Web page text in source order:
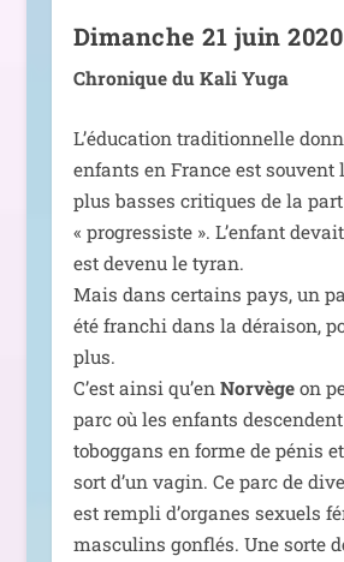
Dimanche 21 juin 2020
Chronique du Kali Yuga
L’éducation tra­di­tion­nelle
enfants en France est sou­vent
plus basses cri­tiques de la
« pro­gres­siste ». L’enfant
est deve­nu le tyran.
Mais dans cer­tains pays, un
été fran­chi dans la dérai­son,
plus.
C’est ain­si qu’en Norvègeon
parc où les enfants
tobog­gans en forme de pénis
sort d’un vagin. Ce parc de
est rem­pli d’or­ganes sexuels
mas­cu­lins gon­flés. Une sorte